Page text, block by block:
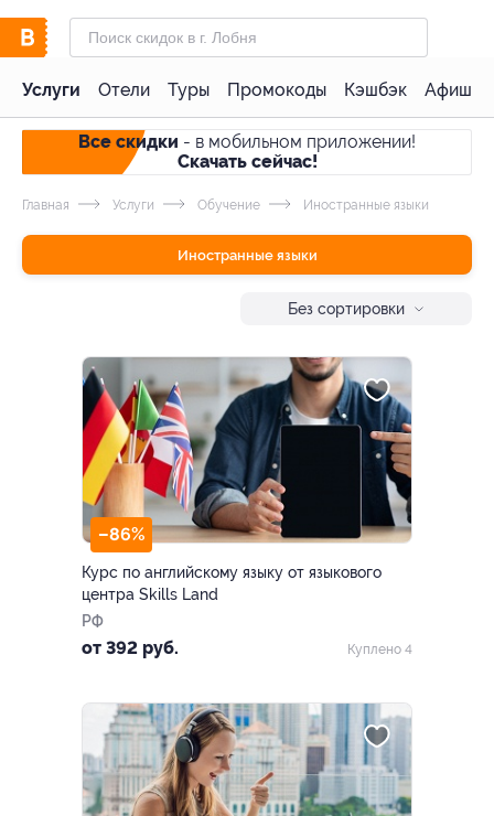
Услуги Отели Туры Промокоды Кэшбэк Афиша
Все скидки - в мобильном приложении!
Скачать сейчас!
Главная Услуги Обучение Иностранные языки
Иностранные языки
Без сортировки
–86%
Курс по английскому языку от языкового
центра Skills Land
РФ
от 392 руб. Куплено 4